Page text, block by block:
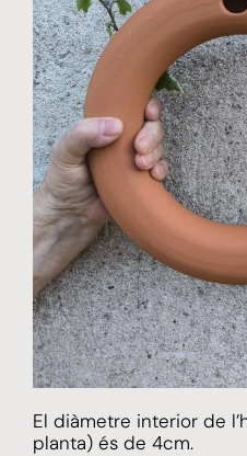
El diàmetre interior de
planta) és de 4cm.